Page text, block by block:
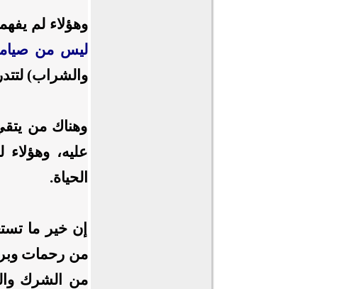
وهؤلاء لم
ليس من
والشراب)
وهناك من
عليه،
الحياة.
إن خير ما
من رحمات
من الشرك